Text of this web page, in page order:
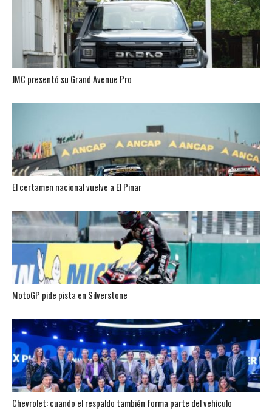
JMC presentó su Grand Avenue Pro
El certamen nacional vuelve a El Pinar
MotoGP pide pista en Silverstone
Chevrolet: cuando el respaldo también forma parte del vehículo